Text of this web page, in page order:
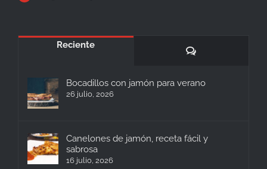
Reciente
Comentarios
Bocadillos con jamón para verano
26 julio, 2026
Canelones de jamón, receta fácil y
sabrosa
16 julio, 2026